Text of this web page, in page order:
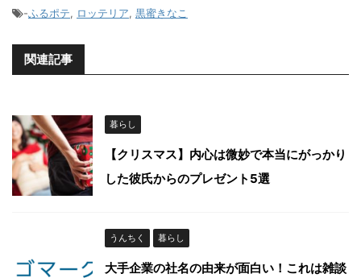
-ふるポテ, ロッテリア, 黒蜜きなこ
関連記事
暮らし
【クリスマス】内心は微妙で本当にがっかり
した彼氏からのプレゼント5選
うんちく 暮らし
大手企業の社名の由来が面白い！これは雑談